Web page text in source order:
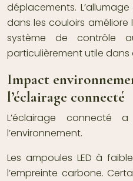
déplacements.
dans les couloirs
système de contrôle
particulièrement utile dans
Impact
l’éclairage connecté
L’éclairage
l’environnement.
Les ampoules LED à
l’empreinte carbone.